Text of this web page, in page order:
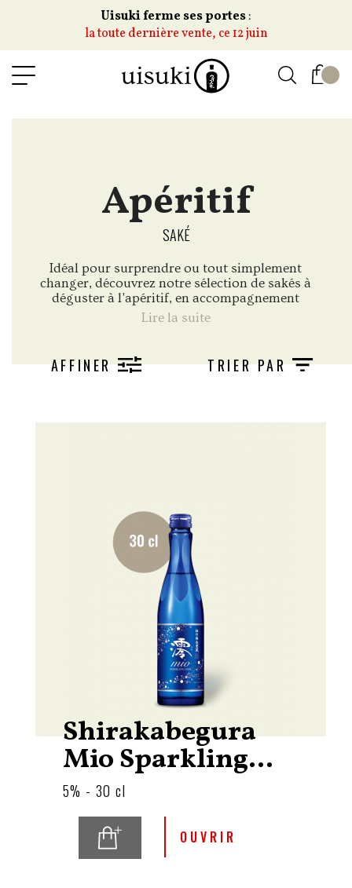
Uisuki ferme ses portes:
la toute dernière vente, ce 12 juin
Apéritif
SAKÉ
Idéal pour surprendre ou tout simplement
changer, découvrez notre sélection de sakés à
déguster à l'apéritif, en accompagnement
d'amuses bouches, olives, charcuteries, tapas,
Lire la suite
AFFINER TRIER PAR
Shirakabegura
Mio Sparkling...
5% - 30 cl
OUVRIR